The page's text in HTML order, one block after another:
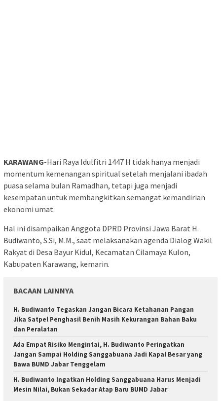
KARAWANG-Hari Raya Idulfitri 1447 H tidak hanya menjadi
momentum kemenangan spiritual setelah menjalani ibadah
puasa selama bulan Ramadhan, tetapi juga menjadi
kesempatan untuk membangkitkan semangat kemandirian
ekonomi umat.
Hal ini disampaikan Anggota DPRD Provinsi Jawa Barat H.
Budiwanto, S.Si, M.M., saat melaksanakan agenda Dialog Wakil
Rakyat di Desa Bayur Kidul, Kecamatan Cilamaya Kulon,
Kabupaten Karawang, kemarin.
BACAAN LAINNYA
H. Budiwanto Tegaskan Jangan Bicara Ketahanan Pangan
Jika Satpel Penghasil Benih Masih Kekurangan Bahan Baku
dan Peralatan
Ada Empat Risiko Mengintai, H. Budiwanto Peringatkan
Jangan Sampai Holding Sanggabuana Jadi Kapal Besar yang
Bawa BUMD Jabar Tenggelam
H. Budiwanto Ingatkan Holding Sanggabuana Harus Menjadi
Mesin Nilai, Bukan Sekadar Atap Baru BUMD Jabar